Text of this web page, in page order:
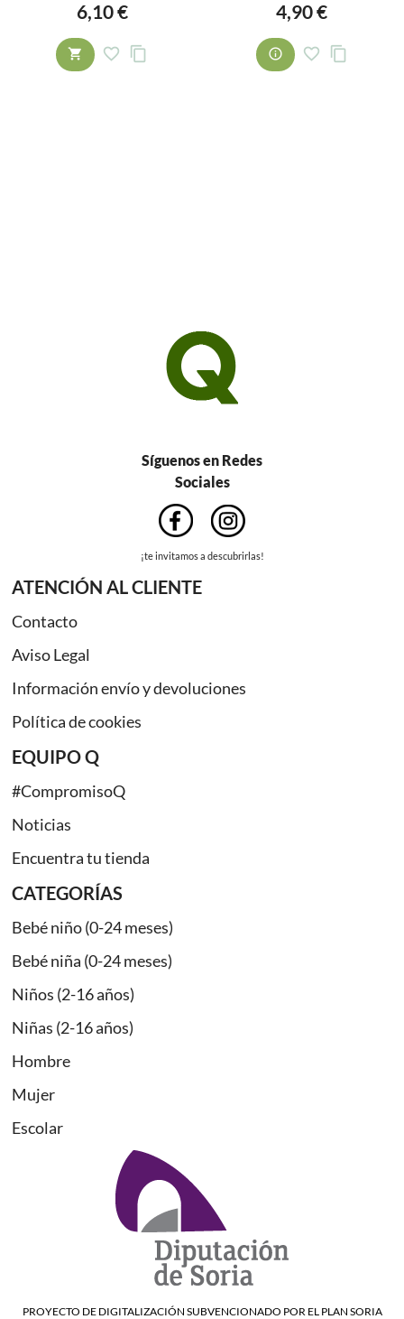
Precio
6,10 € Precio
4,90 €
Síguenos en Redes
Sociales
¡te invitamos a descubrirlas!
ATENCIÓN AL CLIENTE
Contacto
Aviso Legal
Información envío y devoluciones
Política de cookies
EQUIPO Q
#CompromisoQ
Noticias
Encuentra tu tienda
CATEGORÍAS
Bebé niño (0-24 meses)
Bebé niña (0-24 meses)
Niños (2-16 años)
Niñas (2-16 años)
Hombre
Mujer
Escolar
PROYECTO DE DIGITALIZACIÓN SUBVENCIONADO POR EL PLAN SORIA